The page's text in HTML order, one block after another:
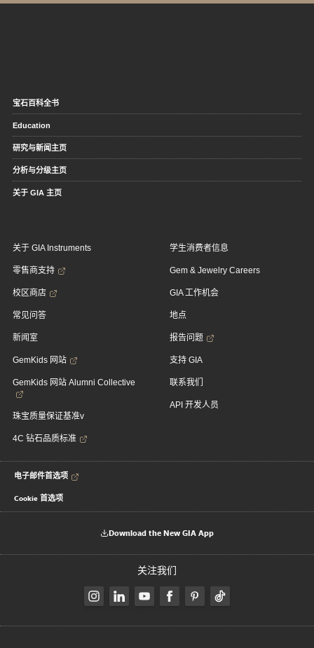
宝石百科全书
Education
研究与新闻主页
分析与分级主页
关于 GIA 主页
关于 GIA Instruments
零售商支持
校区商店
常见问答
新闻室
GemKids 网站
GemKids 网站 Alumni Collective
珠宝质量保证基准v
4C 钻石品质标准
学生消费者信息
Gem & Jewelry Careers
GIA 工作机会
地点
报告问题
支持 GIA
联系我们
API 开发人员
电子邮件首选项
Cookie 首选项
Download the New GIA App
关注我们